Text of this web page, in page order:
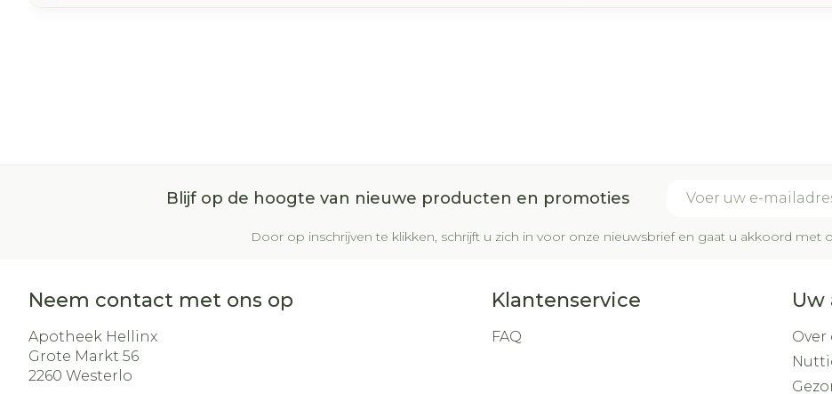
Blijf op de hoogte van nieuwe producten en promoties
Door op inschrijven te klikken, schrijft u zich in voor onze nieuwsbrief en gaat u akkoord met
Neem contact met ons op
Apotheek Hellinx
Grote Markt 56
2260 Westerlo
Klantenservice
FAQ
Uw
Over